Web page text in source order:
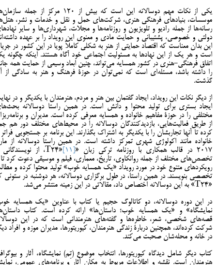
یکی از نکات مهم دوسالانه این است که بیش از 120 مرکز از جمله
موسسات، بنیادهای فرهنگی هنری، شرکت‌های حمل و نقل و خدمات و نشر،
رسانه‌ها از جمله رادیو و تلویزیون و روزنامه‌ها و مجلات، شهرداری‌ها و سایر
دولتی و خصوصی، پشتیبانی و حمایت مادی و معنوی این رویداد را بر عهده
این بدان معناست که اقتصاد حمایتی از هنر به شکلی کاملاً پویا در این کشور در
است و هر یک از این نهادها به مسئولیت اجتماعی خود آگاه هستند. اینکه چگونه
اتفاق فرهنگی-هنری در کشور همسایه می‌تواند، چنین ابعاد وسیعی از حمایت همه‌
را داشته باشد، مسئله‌ای است که نمی‌توان در حوزۀ فرهنگ و هنر به سادگی از
گذشت.
از دیگر نکات این رویداد، ایجاد گفتمان بین هنر و مردم، هنرمندان با یکدیگر و در
ایجاد بستری برای تولید محتوا و دانش است. در همین راستا دوسالانه
مختلفی را در حوزۀ مفاهیم خانواده و همسایه معرفی کرده است. مدیران و
از طریق فعالیت‌هایی، بازدیدکنندگان دوسالانه را در محیط‌های مختلف دور هم
کرده تا آنها تجاربشان را با یکدیگر به اشتراک بگذارند. این برنامه بر جستجویی فراتر
خانواده مانند اکولوژی شهری تمرکز داشته است. در همین راستا دوسالانه از
2017 در قالب همکاری با روزنامه ترکی زبان «T24»
[11]
، از نویسندگانی
تخصص‌های مختلف از جمله روانکاوی، تاریخ، معماری، فیلم و موسیقی دعوت کرد تا
رویکردهای متنوع خود در مورد رویداد «یک همسایه خوب» تولید محتوا کرده و
تخصصی بنویسند. در همین راستا، در طول برگزاری دوسالانه، هر دوشنبه در ستونی
«T24» به این دوسالانه اختصاص داد، مقالاتی در این زمینه منتشر می‌شد.
در این دوره دوسالانه، دو کاتالوگ حجیم یا کتاب با عناوین «یک همسایه
نمایشگاه» و «یک همسایه خوب؛ داستان‌ها» ارائه کرده است. کتاب
قصه‌های شخصی، شعر، خاطره‌ها و گفته‌های هنرمندانی است که در این
شرکت کرده‌اند، همچنین دربارۀ زندگی هنرمندان، کیوریتورها، مدیران موزه و افراد
در خانه و محله‌شان صحبت می‌کند.
کتاب دیگر شامل دیدگاه کیوریتورها، انتخاب موضوع (تِم) نمایشگاه، آثار و
هنرمندان است. نقشه و اطلاعات مربوط به مکان آثار و برنامه‌های عمومی،